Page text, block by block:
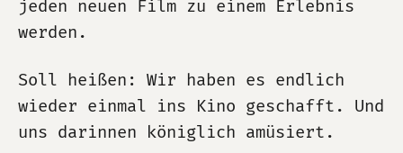
jeden neuen Film zu einem Erlebnis
werden.
Soll heißen: Wir haben es endlich
wieder einmal ins Kino geschafft. Und
uns darinnen königlich amüsiert.